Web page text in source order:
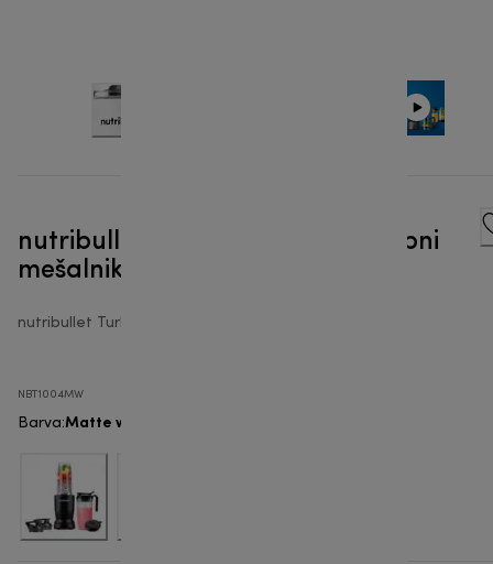
nutribullet® Turbo 1000W - Osebni
mešalnik
nutribullet Turbo™
NBT1004MW
Barva:Matte white